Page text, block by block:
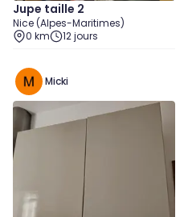
Jupe taille 2
Nice (Alpes-Maritimes)
0 km
12 jours
Micki